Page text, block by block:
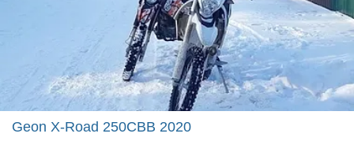
Geon X-Road 250CBB 2020